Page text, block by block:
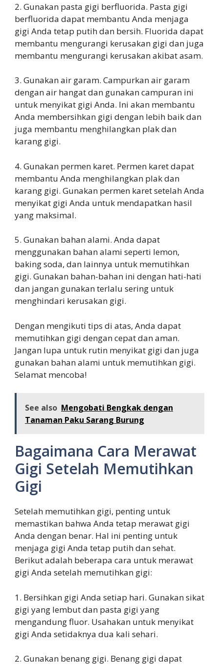
2. Gunakan pasta gigi berfluorida. Pasta gigi
berfluorida dapat membantu Anda menjaga
gigi Anda tetap putih dan bersih. Fluorida dapat
membantu mengurangi kerusakan gigi dan juga
membantu mengurangi kerusakan akibat asam.
3. Gunakan air garam. Campurkan air garam
dengan air hangat dan gunakan campuran ini
untuk menyikat gigi Anda. Ini akan membantu
Anda membersihkan gigi dengan lebih baik dan
juga membantu menghilangkan plak dan
karang gigi.
4. Gunakan permen karet. Permen karet dapat
membantu Anda menghilangkan plak dan
karang gigi. Gunakan permen karet setelah Anda
menyikat gigi Anda untuk mendapatkan hasil
yang maksimal.
5. Gunakan bahan alami. Anda dapat
menggunakan bahan alami seperti lemon,
baking soda, dan lainnya untuk memutihkan
gigi. Gunakan bahan-bahan ini dengan hati-hati
dan jangan gunakan terlalu sering untuk
menghindari kerusakan gigi.
Dengan mengikuti tips di atas, Anda dapat
memutihkan gigi dengan cepat dan aman.
Jangan lupa untuk rutin menyikat gigi dan juga
gunakan bahan alami untuk memutihkan gigi.
Selamat mencoba!
See also Mengobati Bengkak dengan
Tanaman Paku Sarang Burung
Bagaimana Cara Merawat
Gigi Setelah Memutihkan
Gigi
Setelah memutihkan gigi, penting untuk
memastikan bahwa Anda tetap merawat gigi
Anda dengan benar. Hal ini penting untuk
menjaga gigi Anda tetap putih dan sehat.
Berikut adalah beberapa cara untuk merawat
gigi Anda setelah memutihkan gigi:
1. Bersihkan gigi Anda setiap hari. Gunakan sikat
gigi yang lembut dan pasta gigi yang
mengandung fluor. Usahakan untuk menyikat
gigi Anda setidaknya dua kali sehari.
2. Gunakan benang gigi. Benang gigi dapat